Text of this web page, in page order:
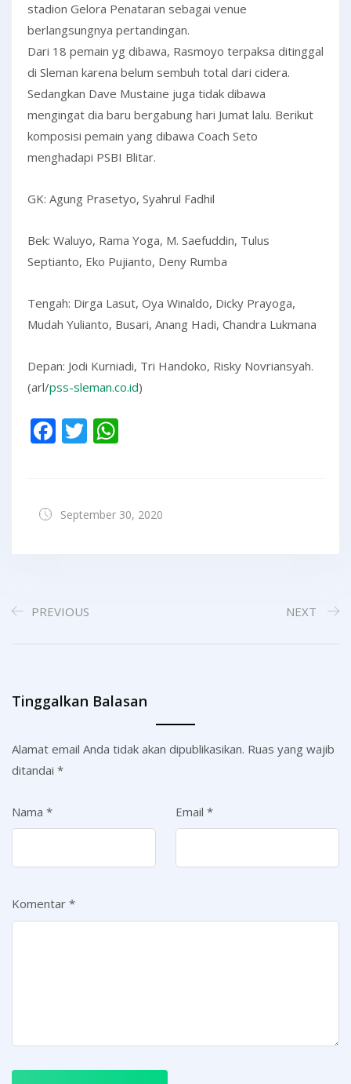
stadion Gelora Penataran sebagai venue
berlangsungnya pertandingan.
Dari 18 pemain yg dibawa, Rasmoyo terpaksa ditinggal
di Sleman karena belum sembuh total dari cidera.
Sedangkan Dave Mustaine juga tidak dibawa
mengingat dia baru bergabung hari Jumat lalu. Berikut
komposisi pemain yang dibawa Coach Seto
menghadapi PSBI Blitar.
GK: Agung Prasetyo, Syahrul Fadhil
Bek: Waluyo, Rama Yoga, M. Saefuddin, Tulus
Septianto, Eko Pujianto, Deny Rumba
Tengah: Dirga Lasut, Oya Winaldo, Dicky Prayoga,
Mudah Yulianto, Busari, Anang Hadi, Chandra Lukmana
Depan: Jodi Kurniadi, Tri Handoko, Risky Novriansyah.
(arl/pss-sleman.co.id)
Facebook
Twitter
September 30, 2020
PREVIOUS NEXT
Tinggalkan Balasan
Alamat email Anda tidak akan dipublikasikan. Ruas yang wajib
ditandai *
Nama * Email *
Komentar *